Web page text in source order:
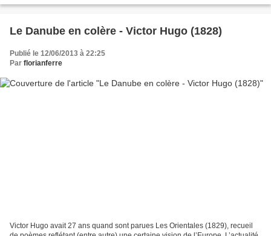
Le Danube en colère - Victor Hugo (1828)
Publié le 12/06/2013 à 22:25
Par florianferre
Victor Hugo avait 27 ans quand sont parues Les Orientales (1829), recueil